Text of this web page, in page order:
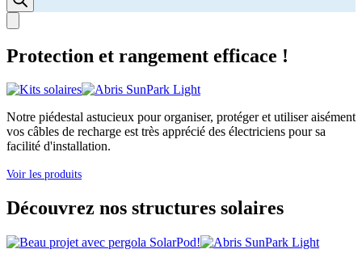
Protection et rangement efficace !
Notre piédestal astucieux pour organiser, protéger et utiliser aisément
vos câbles de recharge est très apprécié des électriciens pour sa
facilité d'installation.
Voir les produits
Découvrez nos structures solaires